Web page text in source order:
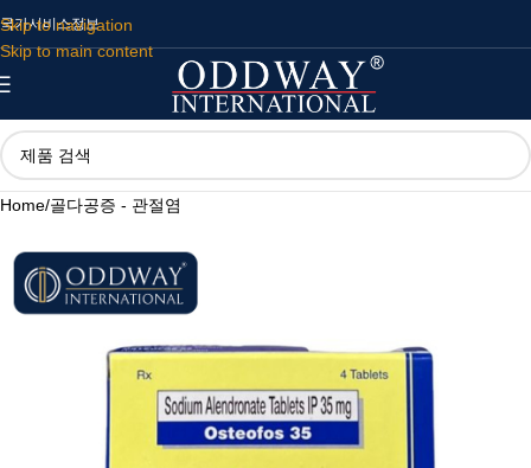
Skip to navigation
Skip to main content
국가서비스정보
Home/골다공증 - 관절염